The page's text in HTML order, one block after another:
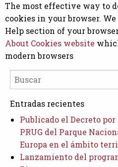
The most effective way to
cookies in your browser.
Help section of your
About Cookies website
modern browsers
Buscar
Entradas recientes
Publicado el Decreto por
PRUG del Parque
Europa en el ámbito
Lanzamiento del